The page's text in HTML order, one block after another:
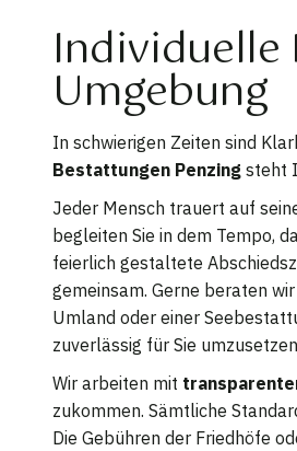
Individuelle
Umgebung
In schwierigen Zeiten sind
Bestattungen Penzing steht
Jeder Mensch trauert auf
begleiten Sie in dem Tempo,
feierlich gestaltete
gemeinsam. Gerne beraten
Umland oder einer
zuverlässig für Sie
Wir arbeiten mit
zukommen. Sämtliche
Die Gebühren der Friedhöfe